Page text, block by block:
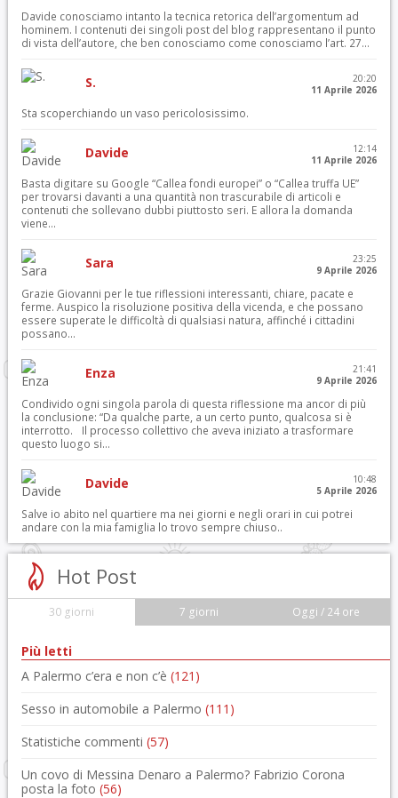
Davide conosciamo intanto la tecnica retorica dell’argomentum ad
hominem. I contenuti dei singoli post del blog rappresentano il punto
di vista dell’autore, che ben conosciamo come conosciamo l’art. 27...
S.
20:20
11 Aprile 2026
Sta scoperchiando un vaso pericolosissimo.
Davide
12:14
11 Aprile 2026
Basta digitare su Google “Callea fondi europei” o “Callea truffa UE”
per trovarsi davanti a una quantità non trascurabile di articoli e
contenuti che sollevano dubbi piuttosto seri. E allora la domanda
viene...
Sara
23:25
9 Aprile 2026
Grazie Giovanni per le tue riflessioni interessanti, chiare, pacate e
ferme. Auspico la risoluzione positiva della vicenda, e che possano
essere superate le difficoltà di qualsiasi natura, affinché i cittadini
possano...
Enza
21:41
9 Aprile 2026
Condivido ogni singola parola di questa riflessione ma ancor di più
la conclusione: “Da qualche parte, a un certo punto, qualcosa si è
interrotto. Il processo collettivo che aveva iniziato a trasformare
questo luogo si...
Davide
10:48
5 Aprile 2026
Salve io abito nel quartiere ma nei giorni e negli orari in cui potrei
andare con la mia famiglia lo trovo sempre chiuso..
Hot Post
30 giorni 7 giorni Oggi / 24 ore
Più letti
A Palermo c’era e non c’è (121)
Sesso in automobile a Palermo (111)
Statistiche commenti (57)
Un covo di Messina Denaro a Palermo? Fabrizio Corona
posta la foto (56)